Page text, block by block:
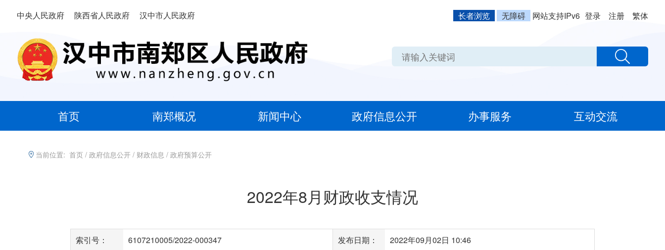
中央人民政府 陕西省人民政府 汉中市人民政府 长者浏览 无障碍 网站支持IPv6 登录 注册 繁体
首页 南郑概况 新闻中心 政府信息公开 办事服务 互动交流
当前位置: 首页 / 政府信息公开 / 财政信息 / 政府预算公开
2022年8月财政收支情况
索引号： 6107210005/2022-000347 发布日期： 2022年09月02日 10:46